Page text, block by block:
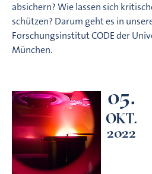
absichern? Wie lassen sich
schützen? Darum geht es in
Forschungsinstitut CODE der
München.
05.
OKT.
2022